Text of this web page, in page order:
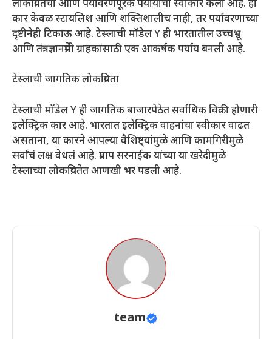
लोकप्रियतेचा आणि पर्यावरणपूरक पर्यायांचा स्वीकार केला आहे. ही
कार केवळ स्टायलिश आणि शक्तिशालीच नाही, तर पर्यावरणाच्या
दृष्टीनेही टिकाऊ आहे. टेस्लाची मॉडेल Y ही भारतातील उच्चभ्रू
आणि तंत्रज्ञानप्रेमी ग्राहकांसाठी एक आकर्षक पर्याय बनली आहे.
टेस्लाची जागतिक लोकप्रियता
टेस्लाची मॉडेल Y ही जागतिक बाजारपेठेत सर्वाधिक विक्री होणारी
इलेक्ट्रिक कार आहे. भारतात इलेक्ट्रिक वाहनांचा स्वीकार वाढत
असताना, या कारने आपल्या वैशिष्ट्यांमुळे आणि कामगिरीमुळे
सर्वांचं लक्ष वेधलं आहे. प्रताप सरनाईक यांच्या या खरेदीमुळे
टेस्लाच्या लोकप्रियतेत आणखी भर पडली आहे.
team